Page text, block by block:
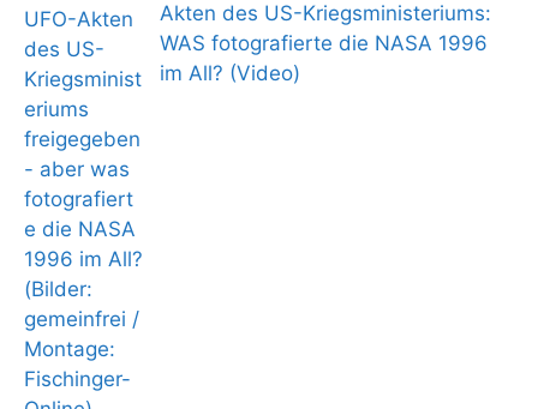
Akten des US-Kriegsministeriums:
WAS fotografierte die NASA 1996
im All? (Video)